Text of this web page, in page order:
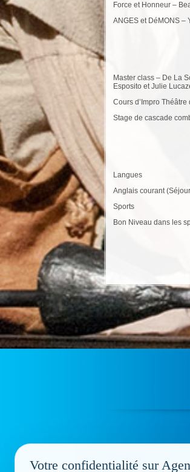
Force et Honneur –
ANGES et DéMONS –
Master class – De La
Esposito et Julie
Cours d’Impro
Stage de cascade
Langues
Anglais courant
Sports
Bon Niveau dans les
Votre confidentialité sur